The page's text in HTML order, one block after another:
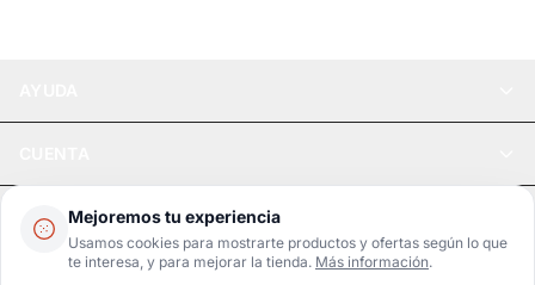
Mejoremos tu experiencia
Usamos cookies para mostrarte productos y ofertas según lo que
te interesa, y para mejorar la tienda. Más información.
LEGAL